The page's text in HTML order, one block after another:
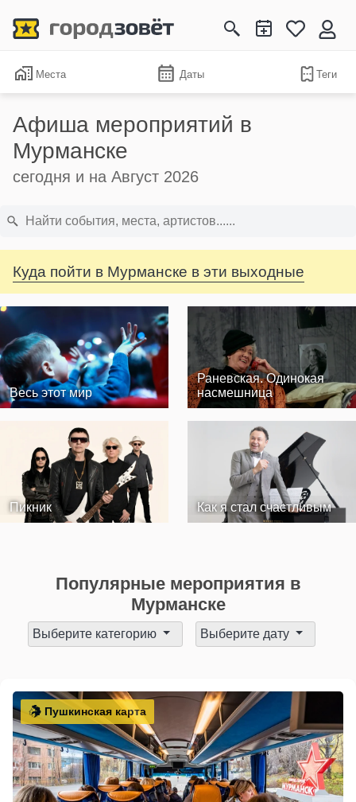
Места Даты Теги
Афиша мероприятий в
Мурманске
сегодня и на Август 2026
Куда пойти в Мурманске в эти выходные
Весь этот мир
Раневская. Одинокая
насмешница
Пикник Как я стал счастливым
Популярные мероприятия в
Мурманске
Выберите категорию Выберите дату
Пушкинская карта